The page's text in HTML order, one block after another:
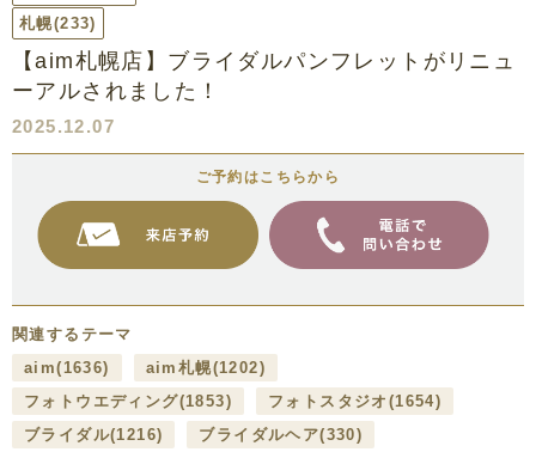
札幌(233)
【aim札幌店】ブライダルパンフレットがリニュ
ーアルされました！
2025.12.07
ご予約はこちらから
関連するテーマ
aim(1636) aim札幌(1202)
フォトウエディング(1853) フォトスタジオ (1654)
ブライダル(1216) ブライダルヘア(330)